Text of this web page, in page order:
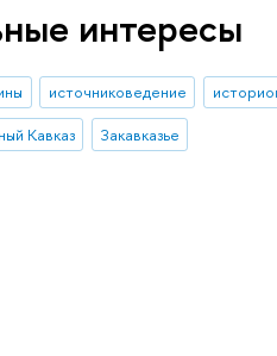
интересы
источниковедение
Кавказ Закавказье